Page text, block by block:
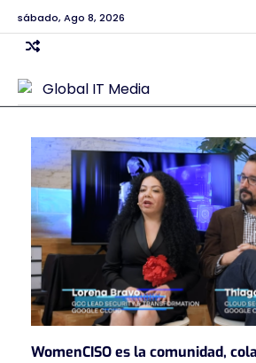
Skip
to
content
sábado, Ago 8, 2026
WomenCISO es la comunidad,